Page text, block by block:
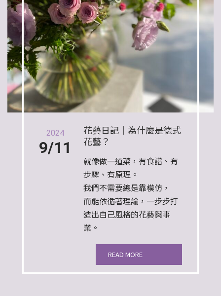
9/11
2024
花藝日記｜為什麼是德式
花藝？
就像做一道菜，有食譜、有
步驟、有原理。
我們不需要總是靠模仿，
而能依循著理論，一步步打
造出自己風格的花藝與事
業。
READ MORE